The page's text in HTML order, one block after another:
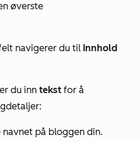
øverste
navigerer du til Innhold
du inn tekst for å
navnet på bloggen din.